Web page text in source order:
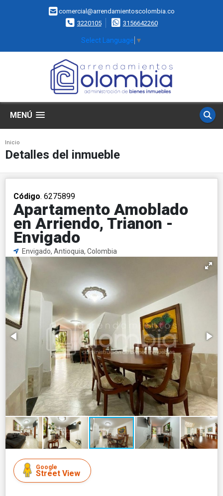
comercial@arrendamientoscolombia.co
3220105
3156642260
Select Language ▼
MENÚ
Inicio
Detalles del inmueble
Código. 6275899
Apartamento Amoblado
en Arriendo, Trianon -
Envigado
Envigado, Antioquia, Colombia
Google
Street View